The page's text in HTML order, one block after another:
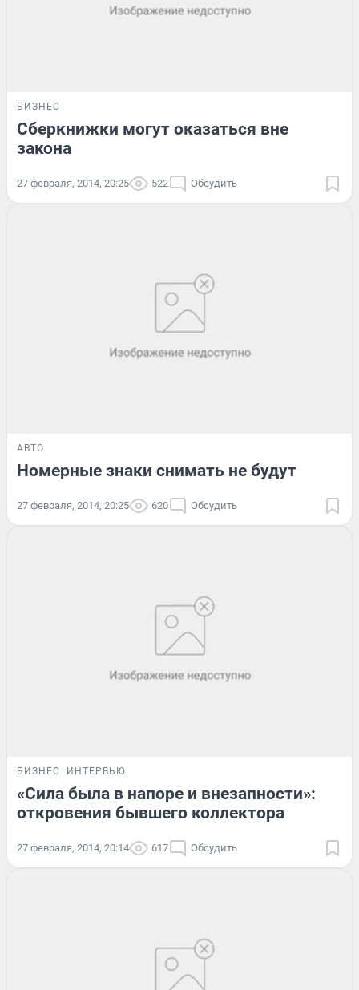
БИЗНЕС
Сберкнижки могут оказаться вне
закона
27 февраля, 2014, 20:25 522 Обсудить
АВТО
Номерные знаки снимать не будут
27 февраля, 2014, 20:25 620 Обсудить
БИЗНЕС ИНТЕРВЬЮ
«Сила была в напоре и внезапности»:
откровения бывшего коллектора
27 февраля, 2014, 20:14 617 Обсудить